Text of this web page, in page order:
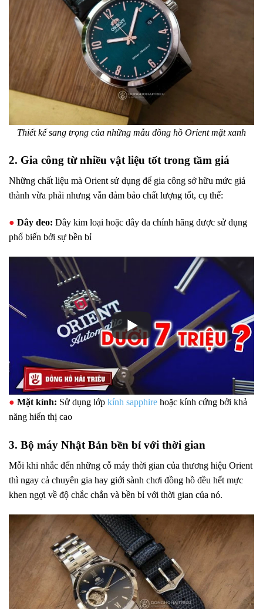
Thiết kế sang trọng của những mẫu đồng hồ Orient mặt xanh
2. Gia công từ nhiều vật liệu tốt trong tầm giá
Những chất liệu mà Orient sử dụng để gia công sở hữu mức giá
thành vừa phải nhưng vẫn đảm bảo chất lượng tốt, cụ thể:
● Dây đeo: Dây kim loại hoặc dây da chính hãng được sử dụng
phổ biến bởi sự bền bỉ
● Mặt kính: Sử dụng lớp kính sapphire hoặc kính cứng bởi khả
năng hiển thị cao
3. Bộ máy Nhật Bản bền bỉ với thời gian
Mỗi khi nhắc đến những cỗ máy thời gian của thương hiệu Orient
thì ngay cả chuyên gia hay giới sành chơi đồng hồ đều hết mực
khen ngợi về độ chắc chắn và bền bỉ với thời gian của nó.